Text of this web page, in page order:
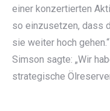
einer konzertierten
so einzusetzen, dass
sie weiter hoch
Simson sagte: „Wir
strategische